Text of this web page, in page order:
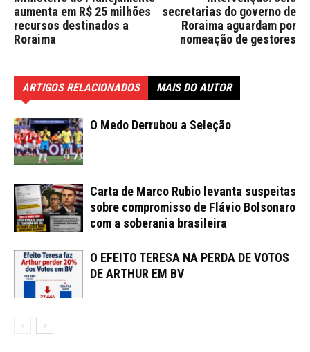
aumenta em R$ 25 milhões
recursos destinados a
Roraima
secretarias do governo de
Roraima aguardam por
nomeação de gestores
ARTIGOS RELACIONADOS MAIS DO AUTOR
O Medo Derrubou a Seleção
Carta de Marco Rubio levanta suspeitas
sobre compromisso de Flávio Bolsonaro
com a soberania brasileira
O EFEITO TERESA NA PERDA DE VOTOS
DE ARTHUR EM BV